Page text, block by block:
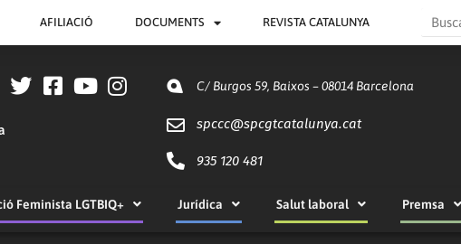
AFILIACIÓ DOCUMENTS REVISTA CATALUNYA Search
C/ Burgos 59, Baixos – 08014 Barcelona
spccc@spcgtcatalunya.cat
935 120 481
Feminista LGTBIQ+ Jurídica Salut laboral Premsa